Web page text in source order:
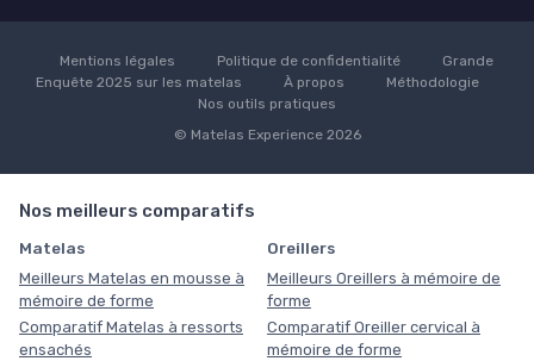
Mentions légales Politique de confidentialité
Grande
Enquête 2025 sur les matelas
À propos
Méthodologie
Nos outils pratiques
© Matelas Experience 2026
Nos meilleurs comparatifs
Matelas
Meilleurs Matelas en mousse à
mémoire de forme
Comparatif Matelas à ressorts
ensachés
Oreillers
Meilleurs Oreillers à mémoire de
forme
Comparatif Oreiller cervical à
mémoire de forme